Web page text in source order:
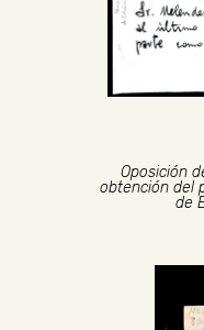
Oposición
obtención del
de